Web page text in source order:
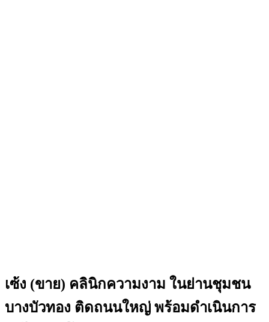
เซ้ง (ขาย) คลินิกความงาม ในย่านชุมชน
บางบัวทอง ติดถนนใหญ่ พร้อมดำเนินการ